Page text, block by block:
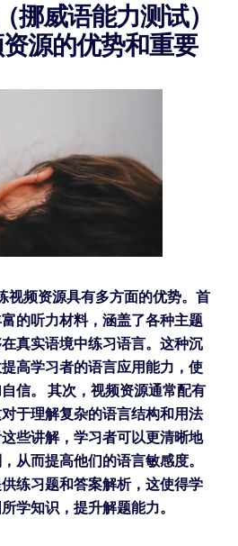
挪威语能力测试）
源的优势和重要
频资源具有多方面的优势。首
的听力材料，涵盖了各种主题
真实语境中练习语言。这种沉
高学习者的语言应用能力，使
信。 其次，视频资源通常配有
于理解复杂的语言结构和用法
些讲解，学习者可以更清晰地
从而提高他们的语言敏感度。
练习题和答案解析，这使得学
学知识，提升解题能力。